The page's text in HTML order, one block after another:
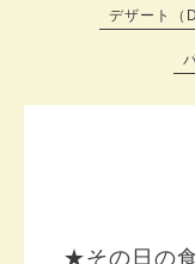
デザート（
★その日の